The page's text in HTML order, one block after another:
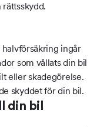
rättsskydd.
ingår
som vållats din bil
eller skadegörelse.
skyddet för din bil.
din bil